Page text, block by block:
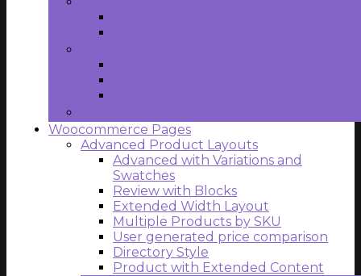
Woocommerce Pages
Advanced Product Layouts
Advanced with Variations and
Swatches
Review with Blocks
Extended Width Layout
Multiple Products by SKU
User generated price comparison
Directory Style
Product with Extended Content